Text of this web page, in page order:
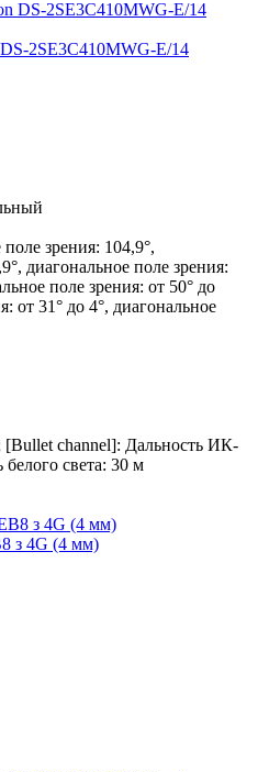
2SE3C410MWG-E/14
зрения: 104,9°,
диагональное поле зрения:
поле зрения: от 50° до
от 31° до 4°, диагональное
channel]: Дальность ИК-
света: 30 м
з 4G (4 мм)